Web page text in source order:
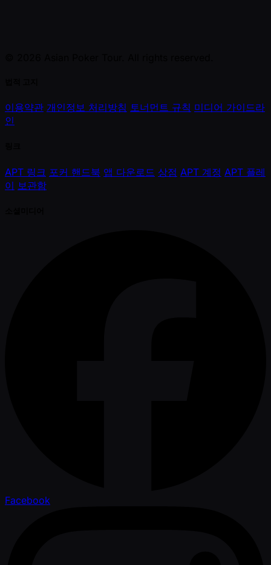
이용약관 개인정보 처리방침 토너먼트 규칙 미디어 가이드라
인
APT 링크 포커 핸드북 앱 다운로드 상점 APT 계정 APT 플레
이 보관함
Facebook